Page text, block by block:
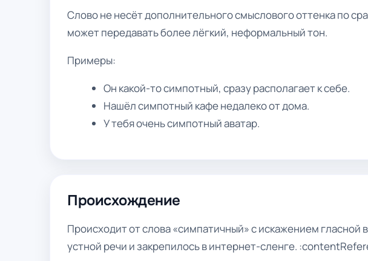
Слово не несёт дополнительного смыслового оттенка по
может передавать более лёгкий, неформальный тон.
Примеры:
Он какой-то симпотный, сразу располагает к себе.
Нашёл симпотный кафе недалеко от дома.
У тебя очень симпотный аватар.
Происхождение
Происходит от слова «симпатичный» с искажением гласной
устной речи и закрепилось в интернет-сленге.